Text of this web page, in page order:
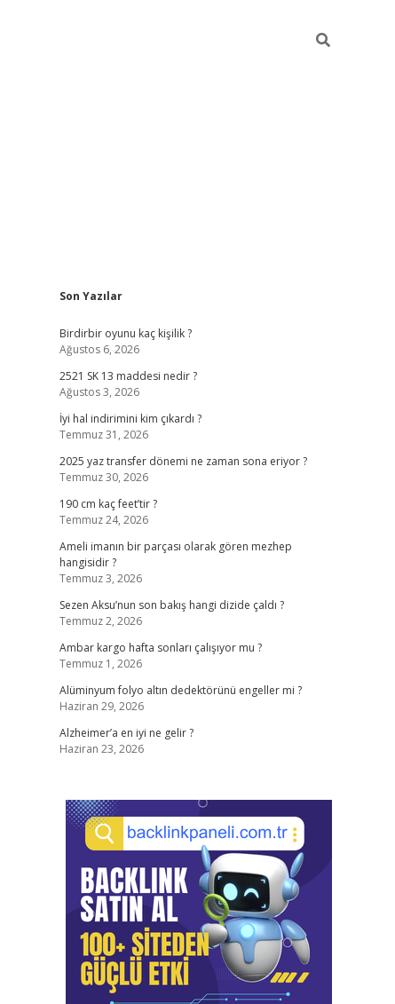
Sidebar
Son Yazılar
Birdirbir oyunu kaç kişilik ?
Ağustos 6, 2026
2521 SK 13 maddesi nedir ?
Ağustos 3, 2026
İyi hal indirimini kim çıkardı ?
Temmuz 31, 2026
2025 yaz transfer dönemi ne zaman sona eriyor ?
Temmuz 30, 2026
190 cm kaç feet’tir ?
Temmuz 24, 2026
Ameli imanın bir parçası olarak gören mezhep
hangisidir ?
Temmuz 3, 2026
Sezen Aksu’nun son bakış hangi dizide çaldı ?
Temmuz 2, 2026
Ambar kargo hafta sonları çalışıyor mu ?
Temmuz 1, 2026
Alüminyum folyo altın dedektörünü engeller mi ?
Haziran 29, 2026
Alzheimer’a en iyi ne gelir ?
Haziran 23, 2026